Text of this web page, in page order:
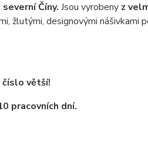
Číny. Jsou vyrobeny z
žlutými, designovými
větší!
pracovních dní.